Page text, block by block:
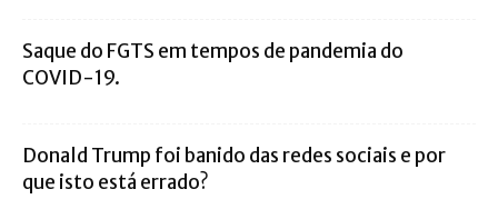
Saque do FGTS em tempos de pandemia do
COVID-19.
Donald Trump foi banido das redes sociais e por
que isto está errado?